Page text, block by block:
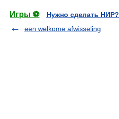
Игры ⚽
Нужно сделать НИР?
een welkome afwisseling